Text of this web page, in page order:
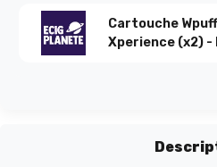
Cartouche
Xperience (x2) -